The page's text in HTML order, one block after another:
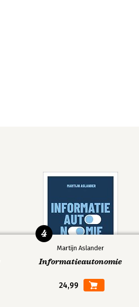
Martijn Aslander
Informatieautonomie
24,99
4